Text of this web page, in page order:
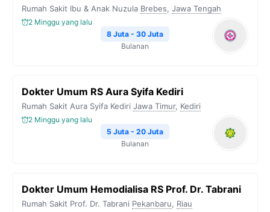
Rumah Sakit Ibu & Anak Nuzula Brebes, Jawa Tengah
2 Minggu yang lalu
8 Juta - 30 Juta
Bulanan
Dokter Umum RS Aura Syifa Kediri
Rumah Sakit Aura Syifa Kediri Jawa Timur, Kediri
2 Minggu yang lalu
5 Juta - 20 Juta
Bulanan
Dokter Umum Hemodialisa RS Prof. Dr. Tabrani
Rumah Sakit Prof. Dr. Tabrani Pekanbaru, Riau